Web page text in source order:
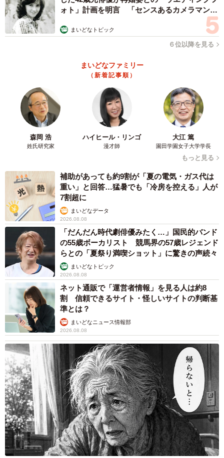
日々は、飼い主さんの心にそっと温かな光を灯してくれる
出来事となりました。
「久しぶりの子猫がかわいくて仕方なかったです。当時、
ふと見ると一緒にお昼寝していたり、じゃれあったりと兄
弟のようで微笑ましかったです」
かわいいだけではない、猫の賢さを実感する日々
4/15
胸まわりの真っ白な被毛も素敵なまめたろくん（画像提供：まめたろさ
ん）
まめたろくんは、現在9歳を迎えました。
「朝一番に私のところへ来て抱っこをねだるのが毎日の始
まりです。かわいくて、甘やかしてしまいます」
登校する小学生たちを見送るのも日課になっており、少し
ずつ落ち着いた時間を静かに過ごすようになってきたそう
です。
ォト」計画を明言 「センスあるカメラマン求
まいどなトピック
６位以降を見る
まいどなファミリー
（新着記事順）
森岡 浩
姓氏研究家
ハイヒール・リンゴ
漫才師
大江 篤
園田学園女子大学学長
もっと見る
補助があっても約9割が「夏の電気・ガス代は
重い」と回答…猛暑でも「冷房を控える」人が
7割超に
まいどなデータ
2026.08.08
「だんだん時代劇俳優みたく…」国民的バンド
の55歳ボーカリスト 競馬界の57歳レジェンド
らとの「夏祭り満喫ショット」に驚きの声続々
まいどなトピック
2026.08.08
ネット通販で「運営者情報」を見る人は約8
割 信頼できるサイト・怪しいサイトの判断基
準とは？
まいどなニュース情報部
2026.08.08